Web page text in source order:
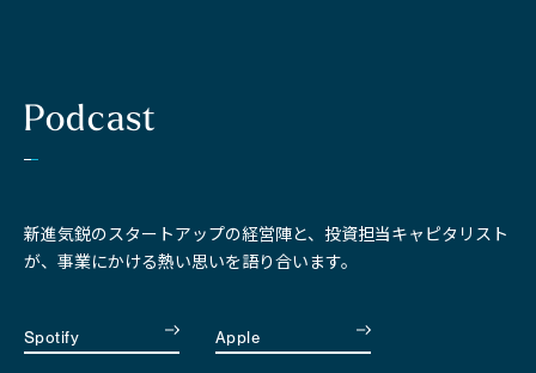
Podcast
新進気鋭のスタートアップの経営陣と、投資担当キャピタリスト
が、事業にかける熱い思いを語り合います。
Spotify Apple